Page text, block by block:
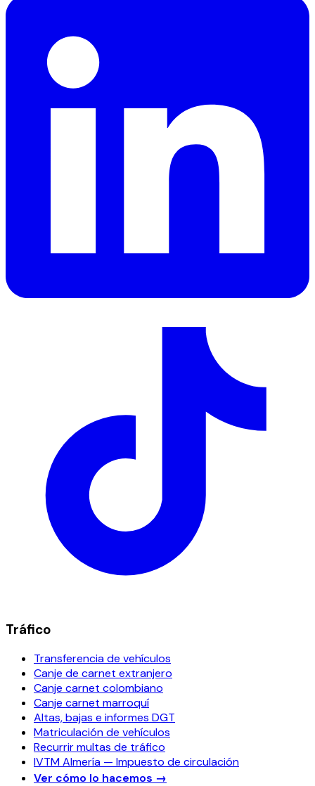
Tráfico
Transferencia de vehículos
Canje de carnet extranjero
Canje carnet colombiano
Canje carnet marroquí
Altas, bajas e informes DGT
Matriculación de vehículos
Recurrir multas de tráfico
IVTM Almería — Impuesto de circulación
Ver cómo lo hacemos →